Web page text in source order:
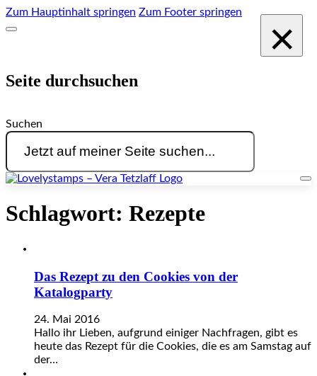
Zum Hauptinhalt springen Zum Footer springen
Seite durchsuchen
Suchen
×
Schlagwort: Rezepte
Das Rezept zu den Cookies von der
Katalogparty
24. Mai 2016
Hallo ihr Lieben, aufgrund einiger Nachfragen, gibt es
heute das Rezept für die Cookies, die es am Samstag auf
der…